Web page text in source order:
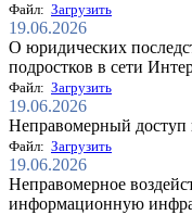
Файл: Загрузить
19.06.2026
О юридических
подростков в сети
Файл: Загрузить
19.06.2026
Неправомерный
Файл: Загрузить
19.06.2026
Неправомерное
информационную